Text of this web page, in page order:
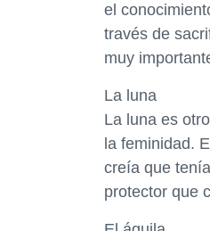
el
través de
muy
La luna
La luna es
la feminidad.
creía que
protector que